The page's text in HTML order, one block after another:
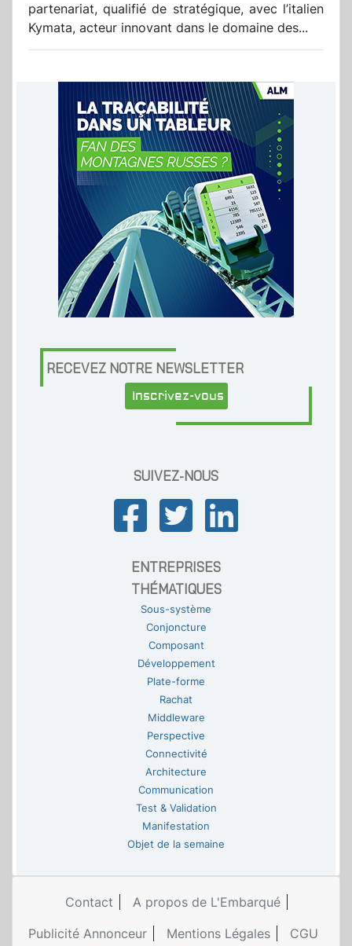
partenariat, qualifié de stratégique, avec l’italien
Kymata, acteur innovant dans le domaine des...
RECEVEZ NOTRE NEWSLETTER
Inscrivez-vous
SUIVEZ-NOUS
ENTREPRISES
THÉMATIQUES
Sous-système
Conjoncture
Composant
Développement
Plate-forme
Rachat
Middleware
Perspective
Connectivité
Architecture
Communication
Test & Validation
Manifestation
Objet de la semaine
Contact
A propos de L'Embarqué
Publicité Annonceur
Mentions Légales CGU